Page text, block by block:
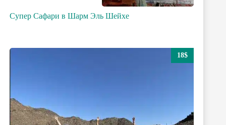
Супер Сафари в Шарм Эль Шейхе
18$